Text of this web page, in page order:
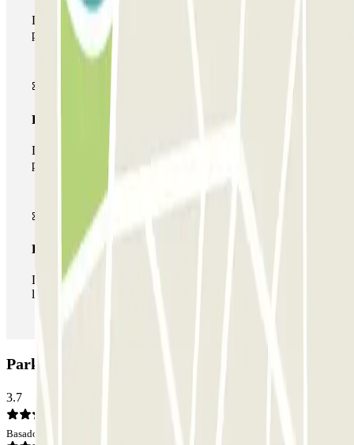
Durante tu estancia podrás entrar y salir una única vez al
parking
Pase multiparking
Durante tu estancia podrás hacer uso de toda la red de
parkings de este operador disponibles en Parclick.
Pase ilimitado
Durante tu estancia podrás entrar y salir del parking todas
las veces que quieras.
Parking ParkBee Karspeldreef: Opiniones
3.7
Basado en 19 opiniones